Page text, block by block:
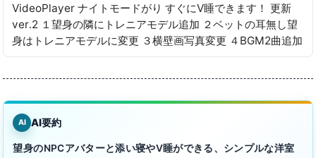
VideoPlayer ナイトモードがり すぐにV睡できます！ 更新
ver․2 １望身の隣にトレニアモデル追加 ２ベットの耳無し望
身はトレニアモデルに変更 ３横壁画写真変更 ４BGM2曲追加
AI AI要約
望身のNPCアバターと添い寝やV睡ができる、シンプルな洋室